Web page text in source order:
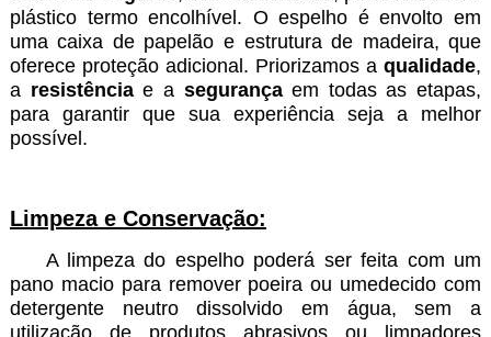
plástico termo encolhível. O espelho é envolto em
uma caixa de papelão e estrutura de madeira, que
oferece proteção adicional. Priorizamos aqualidade,
a resistênciae a segurançaem todas as etapas,
para garantir que sua experiência seja a melhor
possível.
Limpeza e Conservação:
A limpeza do espelho poderá ser feita com um
pano macio para remover poeira ou umedecido com
detergente neutro dissolvido em água, sem a